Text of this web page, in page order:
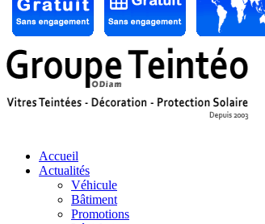
Accueil
Actualités
Véhicule
Bâtiment
Promotions